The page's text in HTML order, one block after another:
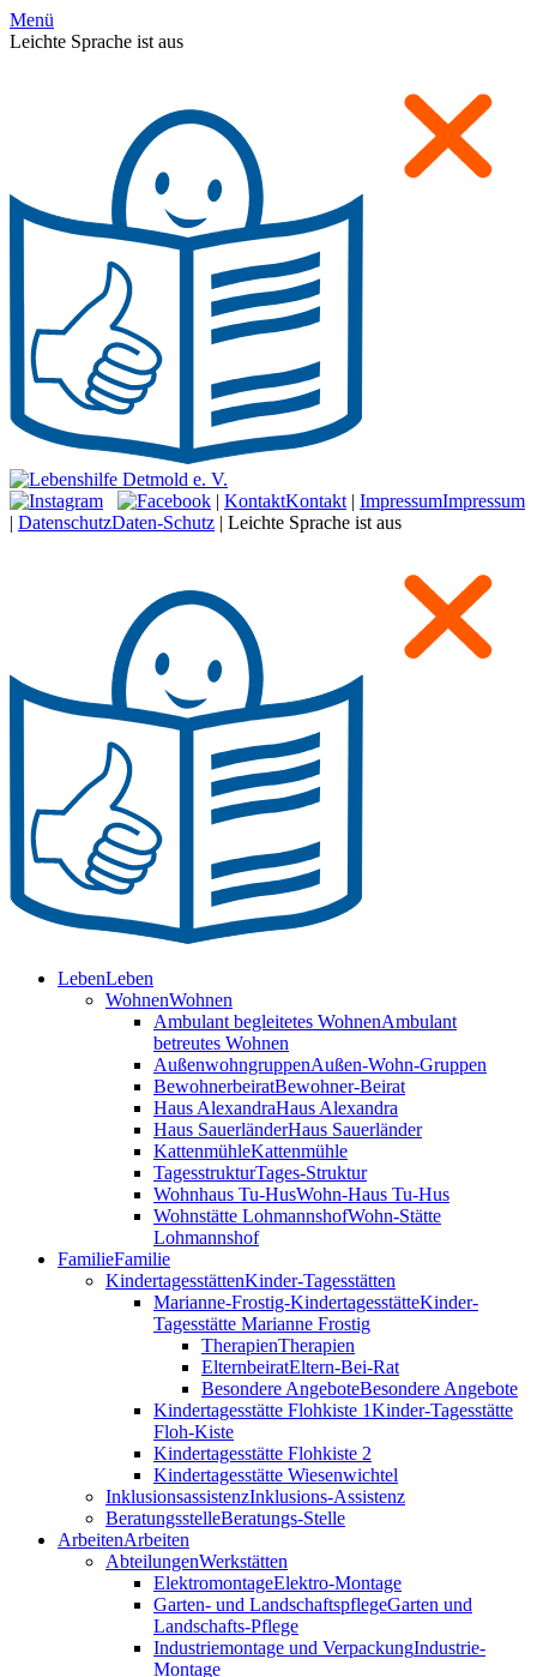
Menü
Leichte Sprache ist aus
| KontaktKontakt | ImpressumImpressum
| DatenschutzDaten-Schutz | Leichte Sprache ist aus
LebenLeben
WohnenWohnen
Ambulant begleitetes WohnenAmbulant
betreutes Wohnen
AußenwohngruppenAußen-Wohn-Gruppen
BewohnerbeiratBewohner-Beirat
Haus AlexandraHaus Alexandra
Haus SauerländerHaus Sauerländer
KattenmühleKattenmühle
TagesstrukturTages-Struktur
Wohnhaus Tu-HusWohn-Haus Tu-Hus
Wohnstätte LohmannshofWohn-Stätte
Lohmannshof
FamilieFamilie
Kinder­tages­stättenKinder-Tages­stätten
Marianne-Frostig-KindertagesstätteKinder-
Tagesstätte Marianne Frostig
TherapienTherapien
ElternbeiratEltern-Bei-Rat
Besondere AngeboteBesondere Angebote
Kindertagesstätte Flohkiste 1Kinder-Tagesstätte
Floh-Kiste
Kindertagesstätte Flohkiste 2
Kindertagesstätte Wiesenwichtel
InklusionsassistenzInklusions-Assistenz
BeratungsstelleBeratungs-Stelle
ArbeitenArbeiten
AbteilungenWerkstätten
ElektromontageElektro-Montage
Garten- und LandschaftspflegeGarten und
Landschafts-Pflege
Industriemontage und VerpackungIndustrie-
Montage